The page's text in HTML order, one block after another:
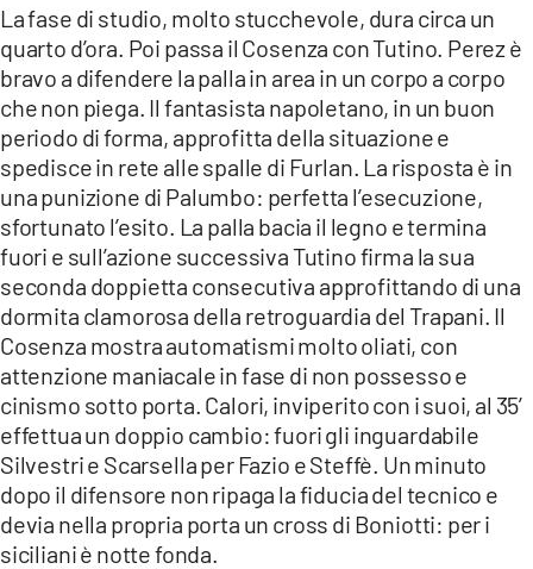
La fase di studio, molto stucchevole, dura circa un
quarto d’ora. Poi passa il Cosenza con Tutino. Perez è
bravo a difendere la palla in area in un corpo a corpo
che non piega. Il fantasista napoletano, in un buon
periodo di forma, approfitta della situazione e
spedisce in rete alle spalle di Furlan. La risposta è in
una punizione di Palumbo: perfetta l’esecuzione,
sfortunato l’esito. La palla bacia il legno e termina
fuori e sull’azione successiva Tutino firma la sua
seconda doppietta consecutiva approfittando di una
dormita clamorosa della retroguardia del Trapani. Il
Cosenza mostra automatismi molto oliati, con
attenzione maniacale in fase di non possesso e
cinismo sotto porta. Calori, inviperito con i suoi, al 35’
effettua un doppio cambio: fuori gli inguardabile
Silvestri e Scarsella per Fazio e Steffè. Un minuto
dopo il difensore non ripaga la fiducia del tecnico e
devia nella propria porta un cross di Boniotti: per i
siciliani è notte fonda.